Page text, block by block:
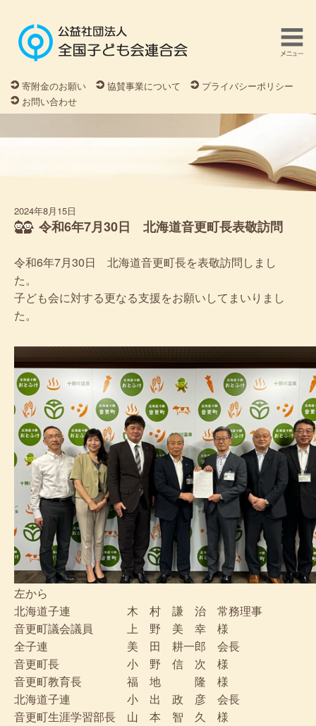
寄附金のお願い 協賛事業について
プライバシーポリシー
お問い合わせ
2024年8月15日
令和6年7月30日 北海道音更町長表敬訪問
令和6年7月30日 北海道音更町長を表敬訪問しまし
た。
子ども会に対する更なる支援をお願いしてまいりまし
た。
左から
北海道子連 木 村 謙 治 常務理事
音更町議会議員 上 野 美 幸 様
全子連 美 田 耕一郎 会長
音更町長 小 野 信 次 様
音更町教育長 福 地 隆 様
北海道子連 小 出 政 彦 会長
音更町生涯学習部長 山 本 智 久 様